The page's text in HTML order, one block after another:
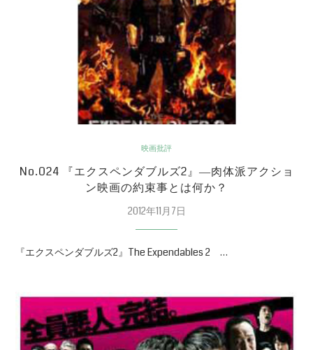
映画批評
No.024 『エクスペンダブルズ2』―肉体派アクショ
ン映画の約束事とは何か？
2012年11月7日
『エクスペンダブルズ2』The Expendables 2 …